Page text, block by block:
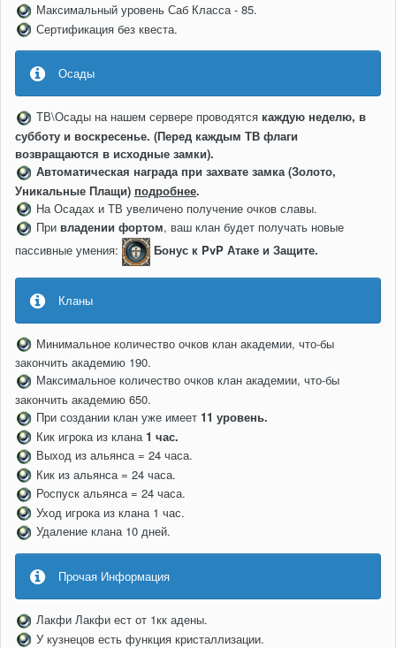
Максимальный уровень Саб Класса - 85.
Сертификация без квеста.
Осады
ТВ\Осады на нашем сервере проводятся каждую неделю, в
субботу и воскресенье. (Перед каждым ТВ флаги
возвращаются в исходные замки).
Автоматическая награда при захвате замка (Золото,
Уникальные Плащи) подробнее.
На Осадах и ТВ увеличено получение очков славы.
При владении фортом, ваш клан будет получать новые
пассивные умения:
Бонус к PvP Атаке и Защите.
Кланы
Минимальное количество очков клан академии, что-бы
закончить академию 190.
Максимальное количество очков клан академии, что-бы
закончить академию 650.
При создании клан уже имеет 11 уровень.
Кик игрока из клана 1 час.
Выход из альянса = 24 часа.
Кик из альянса = 24 часа.
Роспуск альянса = 24 часа.
Уход игрока из клана 1 час.
Удаление клана 10 дней.
Прочая Информация
Лакфи Лакфи ест от 1кк адены.
У кузнецов есть функция кристаллизации.